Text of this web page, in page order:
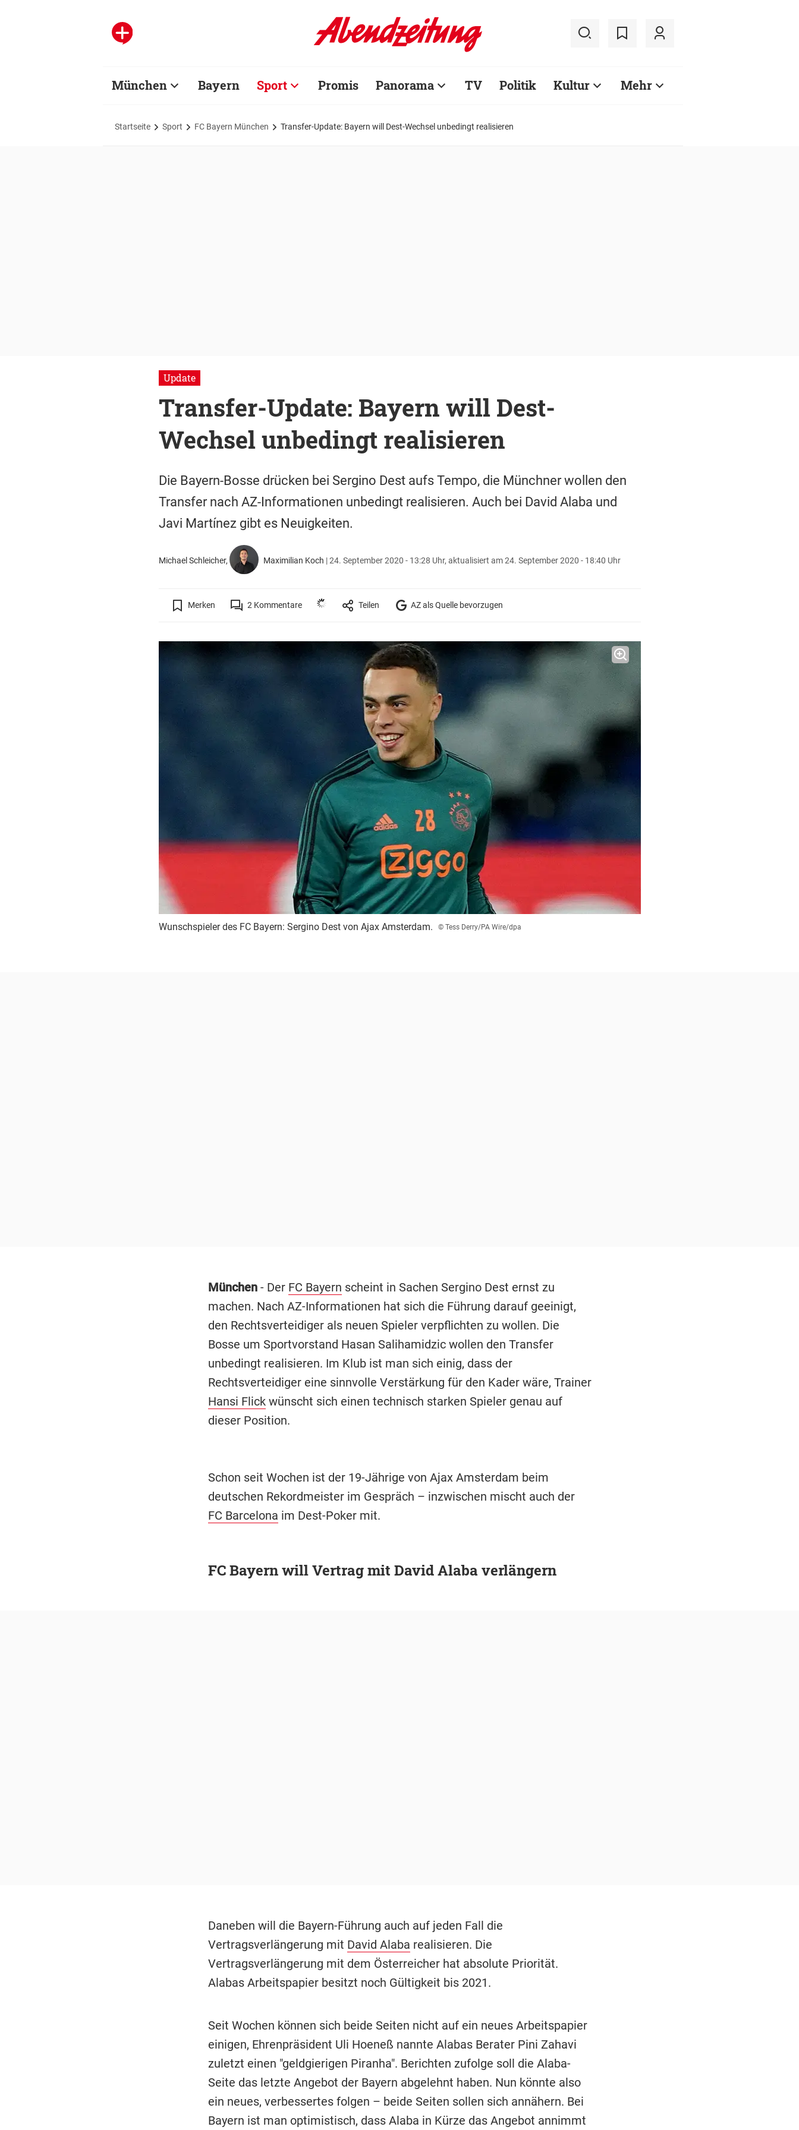
München Bayern Sport Promis Panorama TV Politik Kultur Mehr
Startseite Sport FC Bayern München Transfer-Update: Bayern will Dest-Wechsel unbedingt realisieren
Update
Transfer-Update: Bayern will Dest-
Wechsel unbedingt realisieren
Die Bayern-Bosse drücken bei Sergino Dest aufs Tempo, die Münchner wollen den
Transfer nach AZ-Informationen unbedingt realisieren. Auch bei David Alaba und
Javi Martínez gibt es Neuigkeiten.
Michael Schleicher, Maximilian Koch |24. September 2020 - 13:28 Uhr,aktualisiert am 24. September 2020 - 18:40 Uhr
Merken 2Kommentare Teilen AZ als Quelle bevorzugen
Wunschspieler des FC Bayern: Sergino Dest von Ajax Amsterdam. © Tess Derry/PA Wire/dpa
München- Der FC Bayern scheint in Sachen Sergino Dest ernst zu
machen. Nach AZ-Informationen hat sich die Führung darauf geeinigt,
den Rechtsverteidiger als neuen Spieler verpflichten zu wollen. Die
Bosse um Sportvorstand Hasan Salihamidzic wollen den Transfer
unbedingt realisieren. Im Klub ist man sich einig, dass der
Rechtsverteidiger eine sinnvolle Verstärkung für den Kader wäre, Trainer
Hansi Flickwünscht sich einen technisch starken Spieler genau auf
dieser Position.
Schon seit Wochen ist der 19-Jährige von Ajax Amsterdam beim
deutschen Rekordmeister im Gespräch – inzwischen mischt auch der
FC Barcelona im Dest-Poker mit.
FC Bayern will Vertrag mit David Alaba verlängern
Daneben will die Bayern-Führung auch auf jeden Fall die
Vertragsverlängerung mit David Alaba realisieren. Die
Vertragsverlängerung mit dem Österreicher hat absolute Priorität.
Alabas Arbeitspapier besitzt noch Gültigkeit bis 2021.
Seit Wochen können sich beide Seiten nicht auf ein neues Arbeitspapier
einigen, Ehrenpräsident Uli Hoeneß nannte Alabas Berater Pini Zahavi
zuletzt einen "geldgierigen Piranha". Berichten zufolge soll die Alaba-
Seite das letzte Angebot der Bayern abgelehnt haben. Nun könnte also
ein neues, verbessertes folgen – beide Seiten sollen sich annähern. Bei
Bayern ist man optimistisch, dass Alaba in Kürze das Angebot annimmt